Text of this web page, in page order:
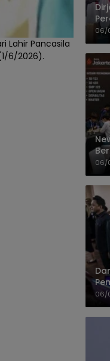
Lahir Pancasila
6/2026).
06/
06/
06/